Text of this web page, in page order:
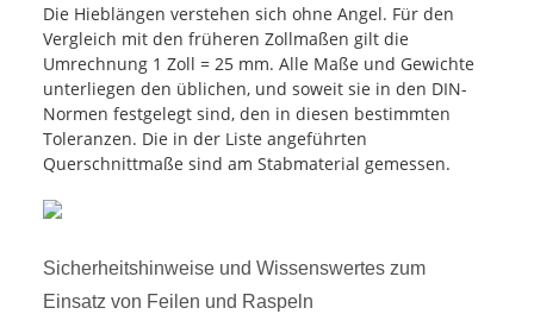
Die Hieblängen verstehen sich ohne Angel. Für den
Vergleich mit den früheren Zollmaßen gilt die
Umrechnung 1 Zoll = 25 mm. Alle Maße und Gewichte
unterliegen den üblichen, und soweit sie in den DIN-
Normen festgelegt sind, den in diesen bestimmten
Toleranzen. Die in der Liste angeführten
Querschnittmaße sind am Stabmaterial gemessen.
Sicherheitshinweise und Wissenswertes zum
Einsatz von Feilen und Raspeln